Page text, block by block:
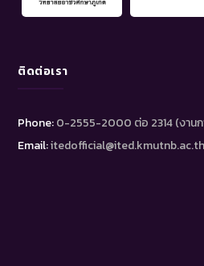
ติดต่อเรา
Phone:0-2555-2000 ต่อ 2314 (งาน
Email:itedofficial@ited.kmutnb.ac.th